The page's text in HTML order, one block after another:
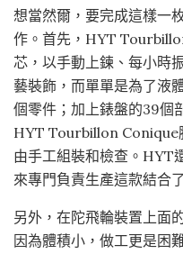
想當然爾，要完成這樣一
作。首先，HYT
芯，以手動上鍊、每小時
藝裝飾，而單單是為了液
個零件；加上錶盤的39個
HYT Tourbillon Conique
由手工組裝和檢查。HYT
來專門負責生產這款結合
另外，在陀飛輪裝置上面
因為體積小，做工更是困